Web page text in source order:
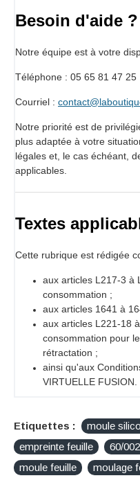
Besoin d'aide ?
Notre équipe est à votre
Téléphone : 05 65 81 47 25
Courriel :
Notre priorité est de
plus adaptée à votre
légales et, le cas échéant,
applicables.
Textes
Cette rubrique est rédigée
aux articles L217-3 à
consommation ;
aux articles 1641 à
aux articles L221-18
consommation pour
rétractation ;
ainsi qu'aux
VIRTUELLE FUSION.
Etiquettes : moule
empreinte feuille
60/
moule feuille
moulage